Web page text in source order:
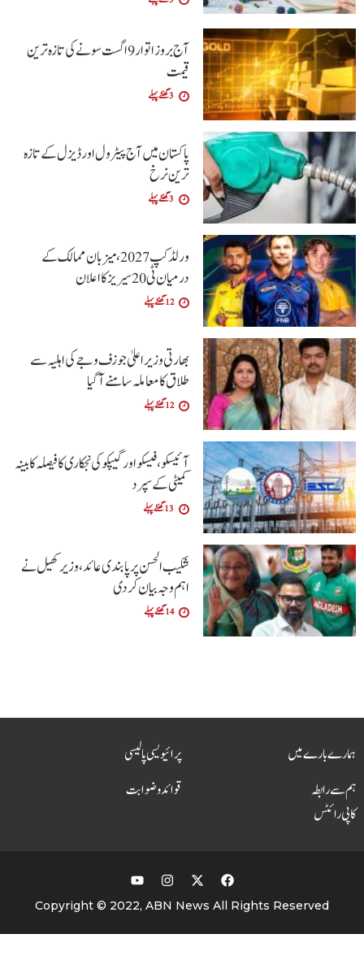
آج بروز اتوار 9 اگست سونے کی تازہ ترین
قیمت
3 گھنٹے پہلے
پاکستان میں آج پیٹرول اور ڈیزل کے تازہ
ترین نرخ
3 گھنٹے پہلے
ورلڈ کپ 2027، میزبان ممالک کے
درمیان ٹی20 سیریز کا اعلان
12 گھنٹے پہلے
بھارتی وزیراعلیٰ جوزف وجے کی اہلیہ سے
طلاق کا معاملہ سامنے آگیا
12 گھنٹے پہلے
آئیسکو، فیسکو اور گیپکو کی نجکاری کا فیصلہ کابینہ
کمیٹی کے سپرد
13 گھنٹے پہلے
شکیب الحسن پر پابندی عائد، وزیر کھیل نے
اہم وجہ بیان کر دی
14 گھنٹے پہلے
ہمارے بارے میں
ہم سے رابطہ
پرائیویسی پالیسی
قوائد و ضوابت
کاپی رائٹس
Copyright © 2022, ABN News All Rights Reserved